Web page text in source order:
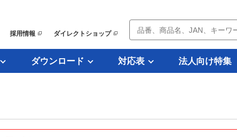
採用情報 ダイレクトショップ
ダウンロード 対応表 法人向け特集